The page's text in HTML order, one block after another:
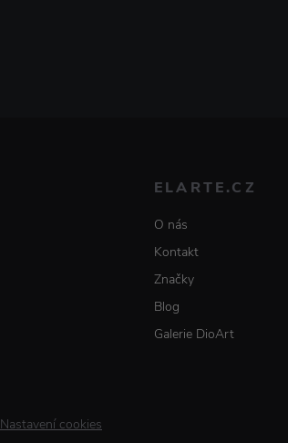
ELARTE.CZ
O nás
Kontakt
Značky
Blog
Galerie DioArt
Nastavení cookies